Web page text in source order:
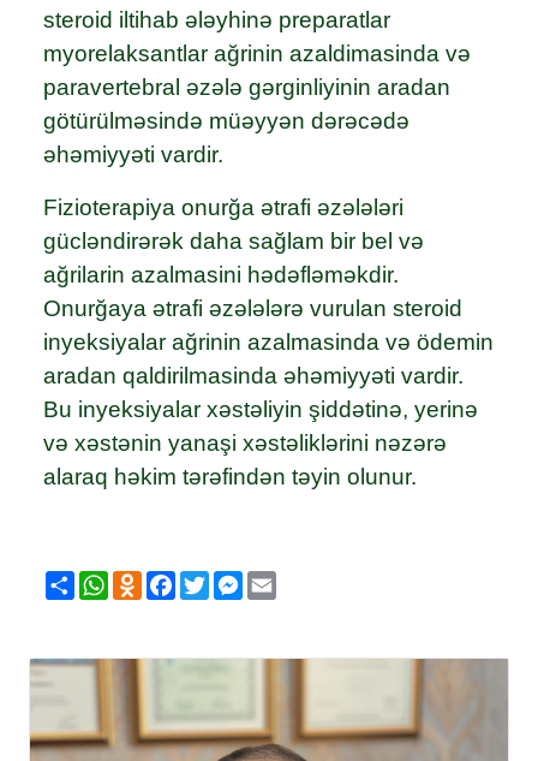
steroid iltihab ələyhinə preparatlar
myorelaksantlar ağrinin azaldimasinda və
paravertebral əzələ gərginliyinin aradan
götürülməsində müəyyən dərəcədə
əhəmiyyəti vardir.
Fizioterapiya onurğa ətrafi əzələləri
gücləndirərək daha sağlam bir bel və
ağrilarin azalmasini hədəfləməkdir.
Onurğaya ətrafi əzələlərə vurulan steroid
inyeksiyalar ağrinin azalmasinda və ödemin
aradan qaldirilmasinda əhəmiyyəti vardir.
Bu inyeksiyalar xəstəliyin şiddətinə, yerinə
və xəstənin yanaşi xəstəliklərini nəzərə
alaraq həkim tərəfindən təyin olunur.
ShareWhatsApp
Odnoklassniki
Facebook
TwitterMessenger